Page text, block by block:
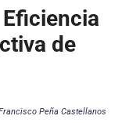
de
Peña Castellanos